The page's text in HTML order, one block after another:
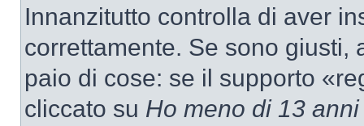
Innanzitutto controlla di aver
correttamente. Se sono giusti,
paio di cose: se il supporto
cliccato su Ho meno di 13 anni